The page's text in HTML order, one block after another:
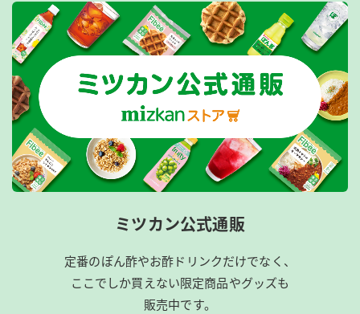
ミツカン公式通販
定番のぽん酢やお酢ドリンクだけでなく、
ここでしか買えない限定商品やグッズも
販売中です。